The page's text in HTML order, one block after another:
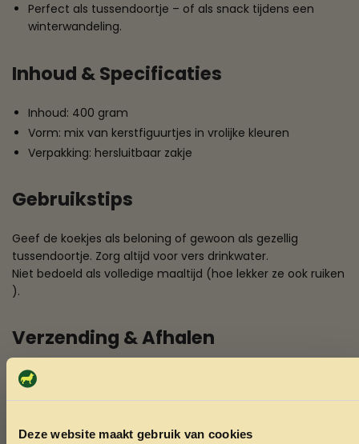
Deze website maakt gebruik van cookies
Perfect als tussendoortje – of als snack tijdens een
winterwandeling.
Inhoud & Specificaties
Inhoud: 400 gram
Vorm: mix van kerstfiguurtjes in vrolijke kleuren
Verpakking: hersluitbaar zakje
Gebruikstips
Geef de koekjes als beloning of gewoon als gezellig
tussendoortje. Zorg altijd voor vers drinkwater.
Niet bedoeld als volledige maaltijd (hoe lekker ze ook ruiken
).
Verzending & Afhalen
De Kerstkoekjes 400 gram zijn snel leverbaar en natuurlijk